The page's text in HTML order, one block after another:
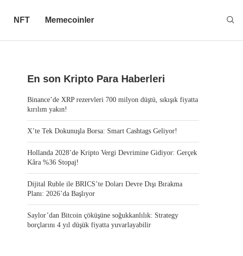
NFT Memecoinler
En son Kripto Para Haberleri
Binance’de XRP rezervleri 700 milyon düştü, sıkışık fiyatta
kırılım yakın!
X’te Tek Dokunuşla Borsa: Smart Cashtags Geliyor!
Hollanda 2028’de Kripto Vergi Devrimine Gidiyor: Gerçek
Kâra %36 Stopaj!
Dijital Ruble ile BRICS’te Doları Devre Dışı Bırakma
Planı: 2026’da Başlıyor
Saylor’dan Bitcoin çöküşüne soğukkanlılık: Strategy
borçlarını 4 yıl düşük fiyatta yuvarlayabilir